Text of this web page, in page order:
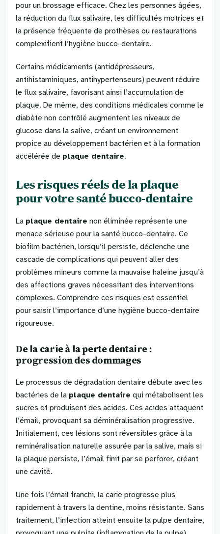
pour un brossage efficace. Chez les personnes âgées,
la réduction du flux salivaire, les difficultés motrices et
la présence fréquente de prothèses ou restaurations
complexifient l’hygiène bucco-dentaire.
Certains médicaments (antidépresseurs,
antihistaminiques, antihypertenseurs) peuvent réduire
le flux salivaire, favorisant ainsi l’accumulation de
plaque. De même, des conditions médicales comme le
diabète non contrôlé augmentent les niveaux de
glucose dans la salive, créant un environnement
propice au développement bactérien et à la formation
accélérée de plaque dentaire.
Les risques réels de la plaque
pour votre santé bucco-dentaire
La plaque dentaire non éliminée représente une
menace sérieuse pour la santé bucco-dentaire. Ce
biofilm bactérien, lorsqu’il persiste, déclenche une
cascade de complications qui peuvent aller des
problèmes mineurs comme la mauvaise haleine jusqu’à
des affections graves nécessitant des interventions
complexes. Comprendre ces risques est essentiel
pour saisir l’importance d’une hygiène bucco-dentaire
rigoureuse.
De la carie à la perte dentaire :
progression des dommages
Le processus de dégradation dentaire débute avec les
bactéries de la plaque dentaire qui métabolisent les
sucres et produisent des acides. Ces acides attaquent
l’émail, provoquant sa déminéralisation progressive.
Initialement, ces lésions sont réversibles grâce à la
reminéralisation naturelle assurée par la salive, mais si
la plaque persiste, l’émail finit par se perforer, créant
une cavité.
Une fois l’émail franchi, la carie progresse plus
rapidement à travers la dentine, moins résistante. Sans
traitement, l’infection atteint ensuite la pulpe dentaire,